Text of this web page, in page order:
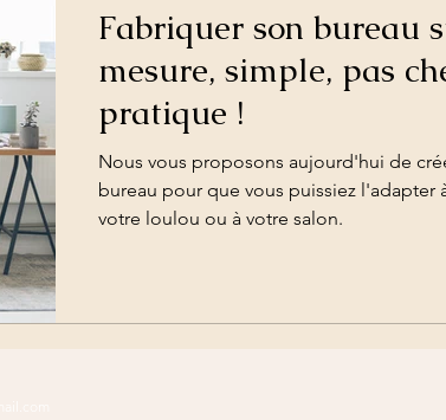
Fabriquer son bureau
mesure, simple, pas
pratique !
Nous vous proposons aujourd'hui de
bureau pour que vous puissiez l'adapter
votre loulou ou à votre salon.